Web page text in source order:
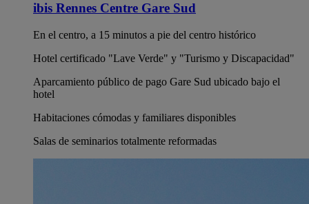
ibis Rennes Centre Gare Sud
En el centro, a 15 minutos a pie del centro histórico
Hotel certificado "Lave Verde" y "Turismo y Discapacidad"
Aparcamiento público de pago Gare Sud ubicado bajo el
hotel
Habitaciones cómodas y familiares disponibles
Salas de seminarios totalmente reformadas